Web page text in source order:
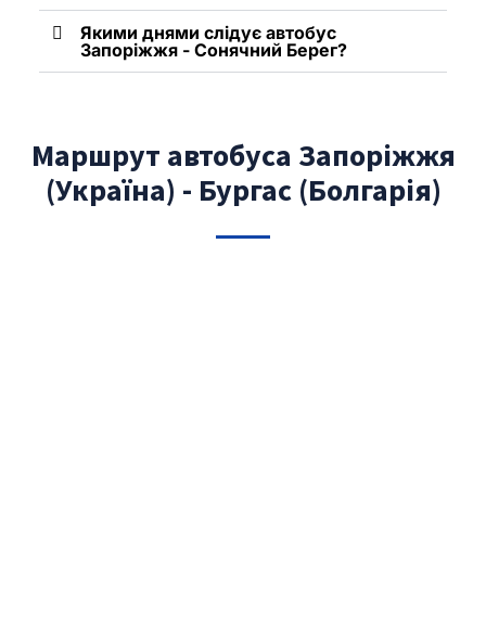
Якими днями слідує автобус
Запоріжжя - Сонячний Берег?
Маршрут автобуса Запоріжжя
(Україна) - Бургас (Болгарія)